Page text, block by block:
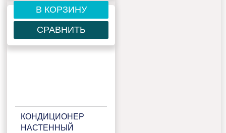
В КОРЗИНУ
СРАВНИТЬ
КОНДИЦИОНЕР
НАСТЕННЫЙ